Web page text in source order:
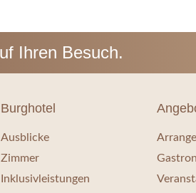
Ihren Besuch.
Burghotel
Ausblicke
Zimmer
Inklusivleistungen